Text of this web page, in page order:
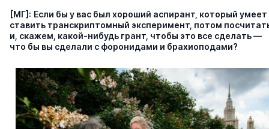
[МГ]: Если бы у вас был хороший аспирант, который умеет
ставить транскриптомный эксперимент, потом
и, скажем, какой-нибудь грант, чтобы это все сделать —
что бы вы сделали с форонидами и брахиоподами?